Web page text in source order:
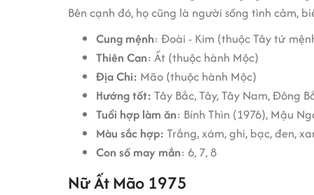
Bên cạnh đó, họ cũng là người sống tình cảm,
Cung mệnh: Đoài - Kim (thuộc Tây tứ
Thiên Can: Ất (thuộc hành Mộc)
Địa Chi: Mão (thuộc hành Mộc)
Hướng tốt: Tây Bắc, Tây, Tây Nam, Đông
Tuổi hợp làm ăn: Bính Thìn (1976), Mậu
Màu sắc hợp: Trắng, xám, ghi, bạc, đen,
Con số may mắn: 6, 7, 8
Nữ Ất Mão 1975